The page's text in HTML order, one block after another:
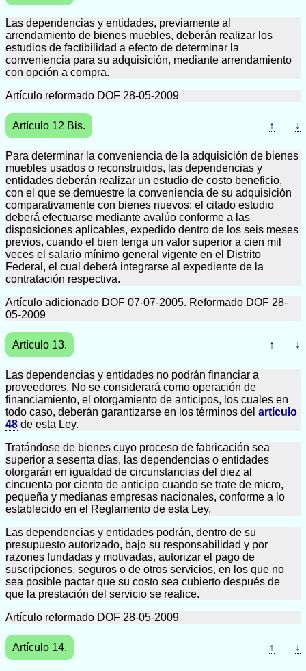
Las dependencias y entidades, previamente al
arrendamiento de bienes muebles, deberán realizar los
estudios de factibilidad a efecto de determinar la
conveniencia para su adquisición, mediante arrendamiento
con opción a compra.
Artículo reformado DOF 28-05-2009
Artículo 12 Bis. ↑ ↓
Para determinar la conveniencia de la adquisición de bienes
muebles usados o reconstruidos, las dependencias y
entidades deberán realizar un estudio de costo beneficio,
con el que se demuestre la conveniencia de su adquisición
comparativamente con bienes nuevos; el citado estudio
deberá efectuarse mediante avalúo conforme a las
disposiciones aplicables, expedido dentro de los seis meses
previos, cuando el bien tenga un valor superior a cien mil
veces el salario mínimo general vigente en el Distrito
Federal, el cual deberá integrarse al expediente de la
contratación respectiva.
Artículo adicionado DOF 07-07-2005. Reformado DOF 28-
05-2009
Artículo 13. ↑ ↓
Las dependencias y entidades no podrán financiar a
proveedores. No se considerará como operación de
financiamiento, el otorgamiento de anticipos, los cuales en
todo caso, deberán garantizarse en los términos del artículo
48 de esta Ley.
Tratándose de bienes cuyo proceso de fabricación sea
superior a sesenta días, las dependencias o entidades
otorgarán en igualdad de circunstancias del diez al
cincuenta por ciento de anticipo cuando se trate de micro,
pequeña y medianas empresas nacionales, conforme a lo
establecido en el Reglamento de esta Ley.
Las dependencias y entidades podrán, dentro de su
presupuesto autorizado, bajo su responsabilidad y por
razones fundadas y motivadas, autorizar el pago de
suscripciones, seguros o de otros servicios, en los que no
sea posible pactar que su costo sea cubierto después de
que la prestación del servicio se realice.
Artículo reformado DOF 28-05-2009
Artículo 14. ↑ ↓